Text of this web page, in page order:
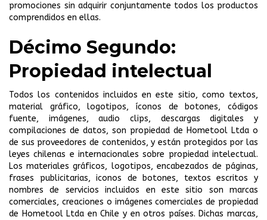
promociones sin adquirir conjuntamente todos los productos
comprendidos en ellas.
Décimo Segundo:
Propiedad intelectual
Todos los contenidos incluidos en este sitio, como textos,
material gráfico, logotipos, íconos de botones, códigos
fuente, imágenes, audio clips, descargas digitales y
compilaciones de datos, son propiedad de Hometool Ltda o
de sus proveedores de contenidos, y están protegidos por las
leyes chilenas e internacionales sobre propiedad intelectual.
Los materiales gráficos, logotipos, encabezados de páginas,
frases publicitarias, iconos de botones, textos escritos y
nombres de servicios incluidos en este sitio son marcas
comerciales, creaciones o imágenes comerciales de propiedad
de Hometool Ltda en Chile y en otros países. Dichas marcas,